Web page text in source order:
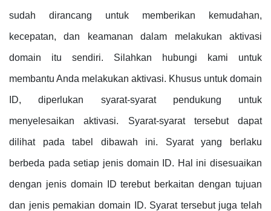
sudah dirancang untuk memberikan kemudahan,
kecepatan, dan keamanan dalam melakukan aktivasi
domain itu sendiri. Silahkan hubungi kami untuk
membantu Anda melakukan aktivasi. Khusus untuk domain
ID, diperlukan syarat-syarat pendukung untuk
menyelesaikan aktivasi. Syarat-syarat tersebut dapat
dilihat pada tabel dibawah ini. Syarat yang berlaku
berbeda pada setiap jenis domain ID. Hal ini disesuaikan
dengan jenis domain ID terebut berkaitan dengan tujuan
dan jenis pemakian domain ID. Syarat tersebut juga telah